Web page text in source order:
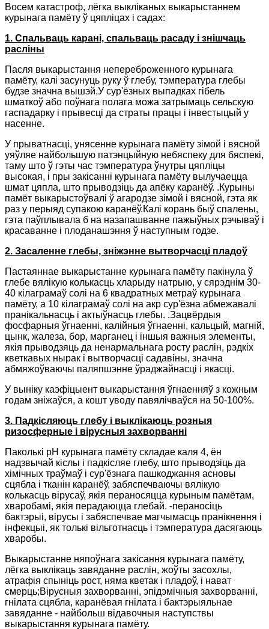
Восем катастроф, лёгка выкліканых выкарыстаннем
курынага памёту ў цяпліцах і садах:
1. Спальваць карані, спальваць расаду і знішчаць
расліны
Пасля выкарыстання непереброженного курынага
памёту, калі засунуць руку ў глебу, тэмпература глебы
будзе значна вышэй.У сур'ёзных выпадках гібель
шматкоў або поўнага полага можа затрымаць сельскую
гаспадарку і прывесці да страты працы і інвестыцый у
насенне.
У прыватнасці, унясенне курынага памёту зімой і вясной
уяўляе найбольшую патэнцыйную небяспеку для бяспекі,
таму што ў гэты час тэмпература ўнутры цяпліцы
высокая, і пры закісанні курынага памёту вылучаецца
шмат цяпла, што прыводзіць да апёку каранёў. .Курыны
памёт выкарыстоўвалі ў агародзе зімой і вясной, гэта як
раз у перыяд супакою каранёў.Калі корань быў спалены,
гэта паўплывала б на назапашванне пажыўных рэчываў і
красаванне і плоданашэння ў наступным годзе.
2. Засаленне глебы, зніжэнне вытворчасці пладоў
Пастаяннае выкарыстанне курынага памёту пакінула ў
глебе вялікую колькасць хларыду натрыю, у сярэднім 30-
40 кілаграмаў солі на 6 квадратных метраў курынага
памёту, а 10 кілаграмаў солі на акр сур'ёзна абмежавалі
пранікальнасць і актыўнасць глебы. .Зацвёрдыя
фосфарныя ўгнаенні, калійныя ўгнаенні, кальцый, магній,
цынк, жалеза, бор, марганец і іншыя важныя элементы,
якія прыводзяць да ненармальнага росту раслін, рэдкіх
кветкавых нырак і вытворчасці садавіны, значна
абмяжоўваючы паляпшэнне ўраджайнасці і якасці.
У выніку каэфіцыент выкарыстання ўгнаенняў з кожным
годам зніжаўся, а кошт уводу павялічваўся на 50-100%.
3. Падкісляюць глебу і выклікаюць розныя
ризосферные і вірусныя захворванні
Паколькі pH курынага памёту складае каля 4, ён
надзвычай кіслы і падкісляе глебу, што прыводзіць да
хімічных траўмаў і сур'ёзнага пашкоджання асновы
сцябла і тканін каранёў, забяспечваючы вялікую
колькасць вірусаў, якія пераносяцца курыным памётам,
хваробамі, якія перадаюцца глебай. -пераносіць
бактэрыі, вірусы і забяспечвае магчымасць пранікнення і
інфекцыі, як толькі вільготнасць і тэмпература дасягаюць
хваробы.
Выкарыстанне няпоўнага закісання курынага памёту,
лёгка выклікаць завяданне раслін, жоўты засохлы,
атрафія спыніць рост, няма кветак і пладоў, і нават
смерць;Вірусныя захворванні, эпідэмічныя захворванні,
гнілата сцябла, каранёвая гнілата і бактэрыяльнае
завяданне - найбольш відавочныя наступствы
выкарыстання курынага памёту.